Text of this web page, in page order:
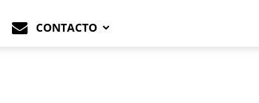
CONTACTO